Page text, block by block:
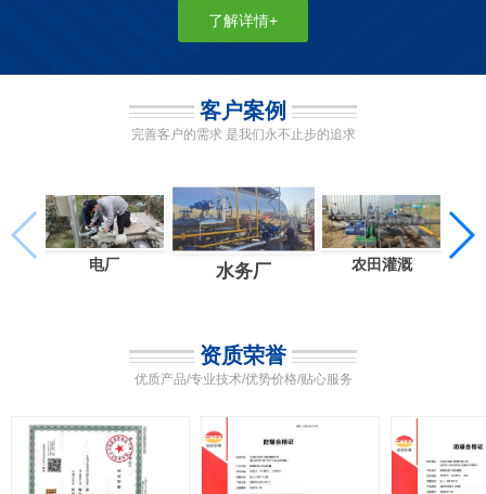
了解详情+
客户案例
完善客户的需求 是我们永不止步的追求
电厂 水务厂 农田灌溉
资质荣誉
优质产品/专业技术/优势价格/贴心服务